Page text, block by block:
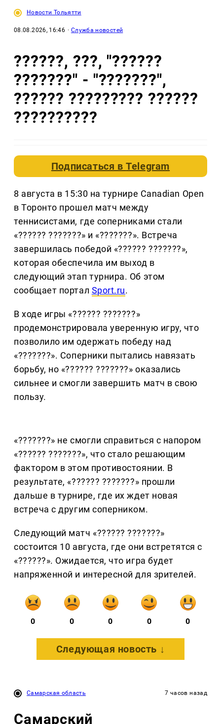
Новости Тольятти
08.08.2026, 16:46 · Служба новостей
??????, ???, "??????
???????" - "???????",
?????? ????????? ??????
??????????
Подписаться вTelegram
8 августа в 15:30 на турнире Canadian Open
в Торонто прошел матч между
теннисистами, где соперниками стали
«?????? ???????» и «???????». Встреча
завершилась победой «?????? ???????»,
которая обеспечила им выход в
следующий этап турнира. Об этом
сообщает портал Sport.ru.
В ходе игры «?????? ???????»
продемонстрировала уверенную игру, что
позволило им одержать победу над
«???????». Соперники пытались навязать
борьбу, но «?????? ???????» оказались
сильнее и смогли завершить матч в свою
пользу.
«???????» не смогли справиться с напором
«?????? ???????», что стало решающим
фактором в этом противостоянии. В
результате, «?????? ???????» прошли
дальше в турнире, где их ждет новая
встреча с другим соперником.
Следующий матч «?????? ???????»
состоится 10 августа, где они встретятся с
«??????». Ожидается, что игра будет
напряженной и интересной для зрителей.
0 0 0 0 0
Следующая новость ↓
Самарская область 7 часов назад
Самарский